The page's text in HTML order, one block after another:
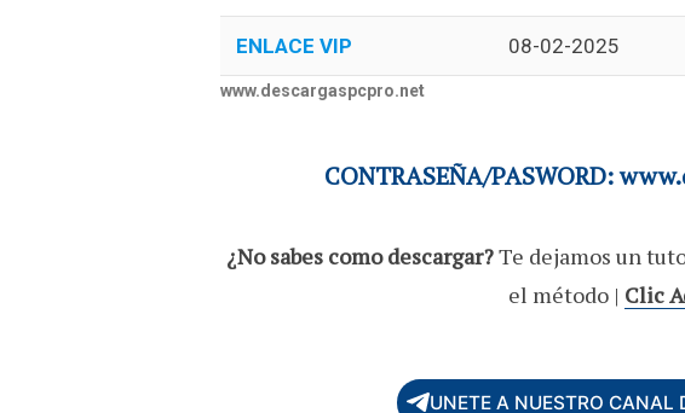
ENLACE VIP 08-02-2025
www.descargaspcpro.net
CONTRASEÑA/PASWORD:
¿No sabes como descargar?Te dejamos un
el método | Clic
UNETE A NUESTRO CANAL